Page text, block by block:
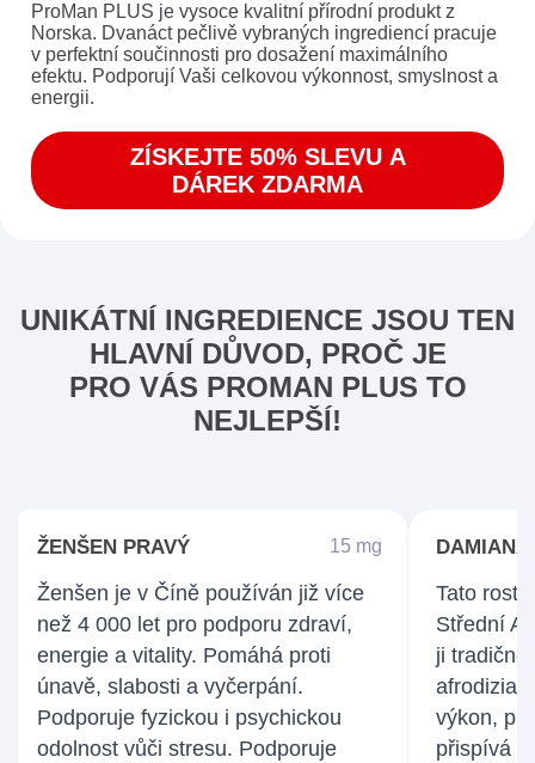
ProMan PLUS je vysoce kvalitní přírodní produkt z
Norska. Dvanáct pečlivě vybraných ingrediencí pracuje
v per­fektní součinnosti pro dosažení maximálního
efektu. Podporují Vaši celkovou výkonnost, smyslnost a
energii.
ZÍSKEJTE 50% SLEVU A
DÁREK ZDARMA
UNIKÁTNÍ INGREDIENCE JSOU TEN
HLAVNÍ DŮVOD, PROČ JE
PRO VÁS PROMAN PLUS TO
NEJLEPŠÍ!
ŽENŠEN PRAVÝ 15 mg
Ženšen je v Číně používán již více
než 4 000 let pro podporu zdraví,
energie a vitality. Pomáhá proti
únavě, slabosti a vyčerpání.
Podporuje fyzickou i psychickou
odolnost vůči stresu. Podporuje
ŽENŠEN PRAVÝ
15 mg
• přispívá k přirozené
obranyschopnosti organismu
• podporuje funkci imunitního
systému
DAMIANA
Tato
Střední
ji
výkon,
přispívá
50 mg
•